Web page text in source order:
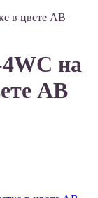
в цвете AB
на
AB